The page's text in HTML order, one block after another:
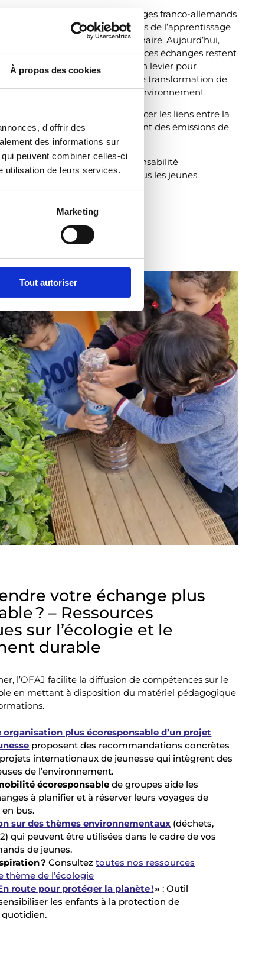
À propos des cookies
d'offrir des
des informations sur
peuvent combiner celles-ci
utilisation de leurs services.
Marketing
Tout autoriser
plus de 60 ans pour les échanges franco-allemands
cœur de son action, car le succès de l’apprentissage
l’immersion dans le pays partenaire. Aujourd’hui,
nous voulons garantir que ces échanges restent
futures et deviennent un levier pour
des jeunes. Cela passe par une transformation de
plus respectueuse de l’environnement.
sont essentiels pour renforcer les liens entre la
d’autres pays, mais ils génèrent des émissions de
aux transports.
pour concilier mobilité et responsabilité
garantissant la mobilité pour tous les jeunes.
votre échange plus
? – Ressources
sur l’écologie et le
durable
l’OFAJ facilite la diffusion de compétences sur le
en mettant à disposition du matériel pédagogique
organisation plus écoresponsable d’un projet
proposent des recommandations concrètes
internationaux de jeunesse qui intègrent des
de l’environnement.
écoresponsable de groupes aide les
à planifier et à réserver leurs voyages de
bus.
sur des thèmes environnementaux (déchets,
qui peuvent être utilisées dans le cadre de vos
de jeunes.
? Consulteztoutes nos ressources
thème de l’écologie
route pour protéger la planète !» : Outil
les enfants à la protection de
quotidien.